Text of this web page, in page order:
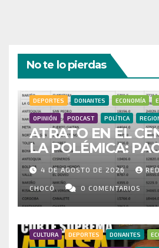
No te lo pierdas
DEPORTES DONANTES ECONOMÍA
OPINIÓN PODCAST POLÍTICA
ATRATO EN EL
LA POLÉMICA:
HISTÓRICO
CENSO
INVESTIGAR
FRAUDE
4 DE AGOSTO DE 2026
CHOCÓ 0 COMENTARIOS
CULTURA DEPORTES DONANTES